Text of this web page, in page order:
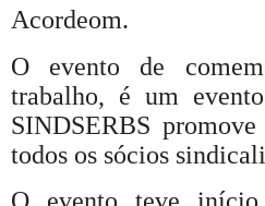
Acordeom.
O evento de
trabalho, é um
SINDSERBS
todos os sócios